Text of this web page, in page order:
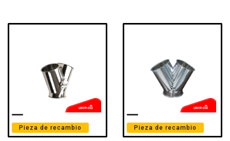
Pieza de recambio Pieza de recambio